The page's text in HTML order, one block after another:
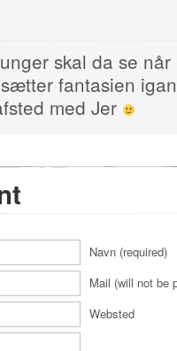
skal da se
fantasien
med Jer
Navn (required)
Mail (will not be
Websted